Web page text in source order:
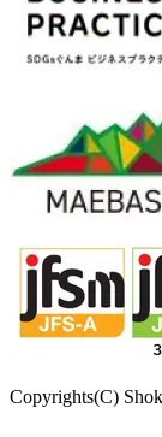
Copyrights(C)